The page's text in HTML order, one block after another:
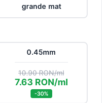
grande mat
0.45mm
10.90 RON/ml
7.63 RON/ml
-30%